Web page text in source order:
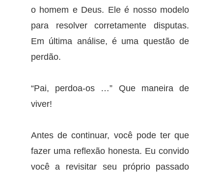
o homem e Deus. Ele é nosso modelo
para resolver corretamente disputas.
Em última análise, é uma questão de
perdão.
“Pai, perdoa-os …” Que maneira de
viver!
Antes de continuar, você pode ter que
fazer uma reflexão honesta. Eu convido
você a revisitar seu próprio passado